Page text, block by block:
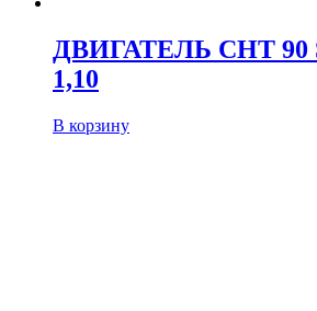
ДВИГАТЕЛЬ CHT 90
1,10
В корзину